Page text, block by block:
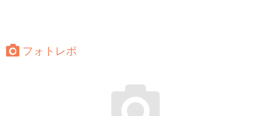
フォトレポ